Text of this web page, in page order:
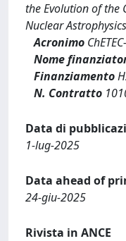
the Evolution of the
Nuclear Astrophysics
Acronimo
Nome
Finanziamento
N. Contratto
Data di
1-lug-2025
Data ahead of
24-giu-2025
Rivista in ANCE